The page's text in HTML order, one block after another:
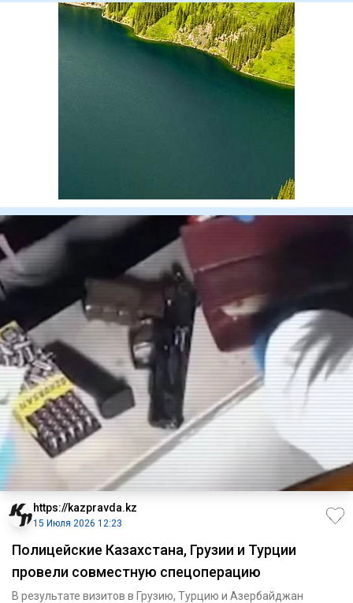
https://kazpravda.kz
15 Июля 2026 12:23
Полицейские Казахстана, Грузии и Турции
провели совместную спецоперацию
В результате визитов в Грузию, Турцию и Азербайджан